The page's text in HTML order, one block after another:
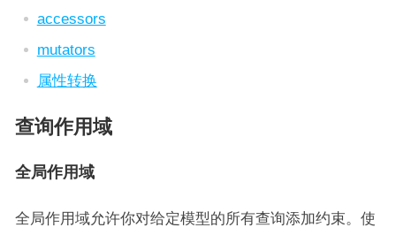
accessors
mutators
属性转换
查询作用域
全局作用域
全局作用域允许你对给定模型的所有查询添加约束。使